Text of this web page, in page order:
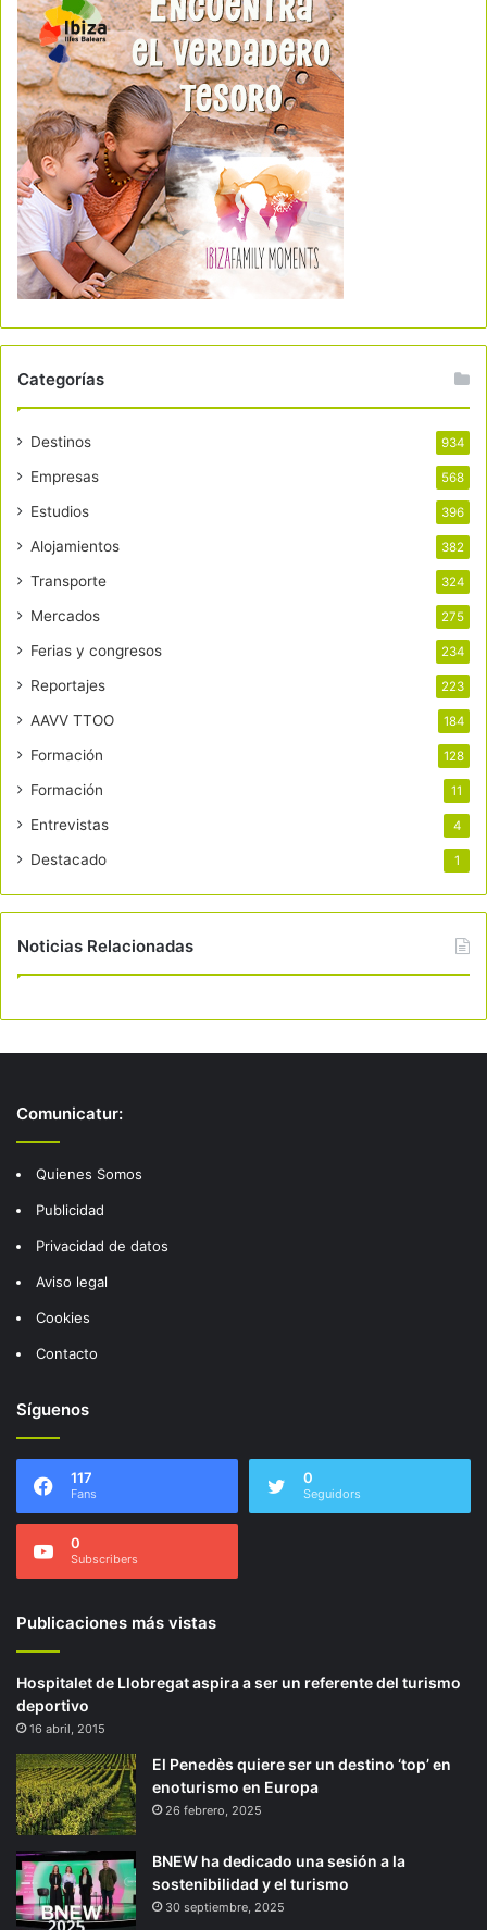
Categorías
Destinos 934
Empresas 568
Estudios 396
Alojamientos 382
Transporte 324
Mercados 275
Ferias y congresos 234
Reportajes 223
AAVV TTOO 184
Formación 128
Formación 11
Entrevistas 4
Destacado 1
Noticias Relacionadas
Comunicatur:
Quienes Somos
Publicidad
Privacidad de datos
Aviso legal
Cookies
Contacto
Síguenos
117
Fans
0
Seguidors
0
Subscribers
Publicaciones más vistas
Hospitalet de Llobregat aspira a ser un referente del turismo
deportivo
16 abril, 2015
El Penedès quiere ser un destino ‘top’ en
enoturismo en Europa
26 febrero, 2025
BNEW ha dedicado una sesión a la
sostenibilidad y el turismo
30 septiembre, 2025